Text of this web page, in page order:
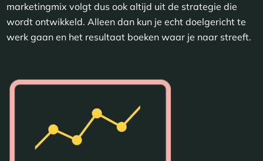
marketingmix volgt dus ook altijd uit de strategie die
wordt ontwikkeld. Alleen dan kun je echt doelgericht te
werk gaan en het resultaat boeken waar je naar streeft.